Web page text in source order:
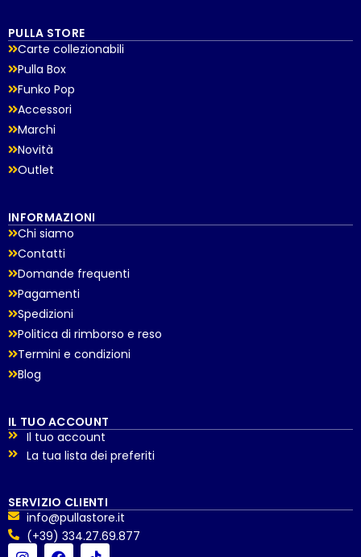
PULLA STORE
Carte collezionabili
Pulla Box
Funko Pop
Accessori
Marchi
Novità
Outlet
INFORMAZIONI
Chi siamo
Contatti
Domande frequenti
Pagamenti
Spedizioni
Politica di rimborso e reso
Termini e condizioni
Blog
IL TUO ACCOUNT
Il tuo account
La tua lista dei preferiti
SERVIZIO CLIENTI
info@pullastore.it
(+39) 334.27.69.877